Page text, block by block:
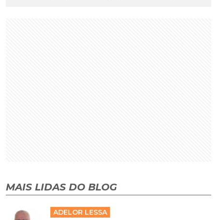
MAIS LIDAS DO BLOG
ADELOR LESSA